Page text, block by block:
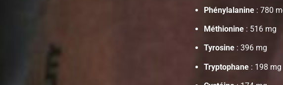
Phénylalanine : 780
Méthionine : 516 mg
Tyrosine : 396 mg
Tryptophane : 198 mg